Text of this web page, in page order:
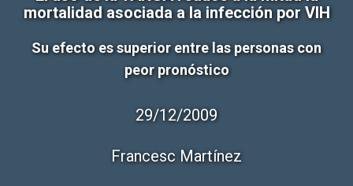
mortalidad asociada a la infección por VIH
Su efecto es superior entre las personas con
peor pronóstico
29/12/2009
Francesc Martínez